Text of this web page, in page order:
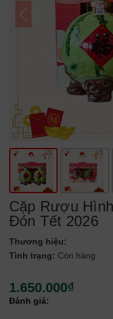
Cặp Rượu
Đón Tết 2026
Thương hiệu:
Tình trạng: Còn hàng
1.650.000₫
Đánh giá: